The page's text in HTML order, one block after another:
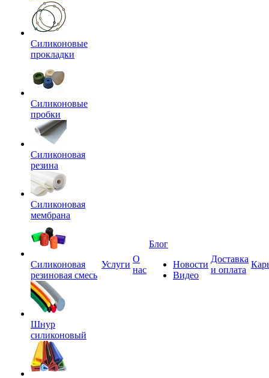
Силиконовые
прокладки
Силиконовые
пробки
Силиконовая
резина
Силиконовая
мембрана
Силиконовая
резиновая смесь
Шнур
силиконовый
Услуги
О
нас
Блог
Новости
Видео
Доставка
и оплата